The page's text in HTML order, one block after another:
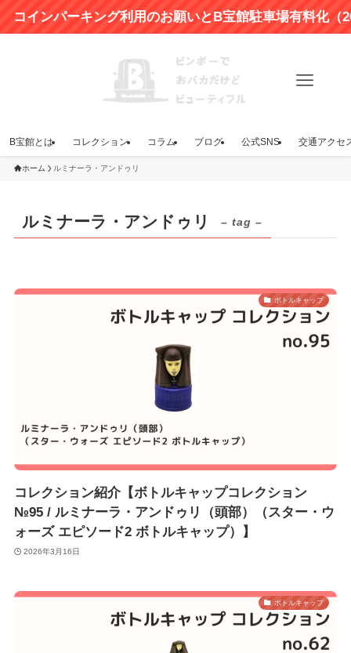
ーキング利用のお願いとB宝館駐車場有料化（2024年4
B宝館とは コレクション コラム ブログ 公式SNS 交通アクセ
ホーム ルミナーラ・アンドゥリ
ルミナーラ・アンドゥリ – tag –
ボトルキャップ
コレクション紹介【ボトルキャップコレクション
№95 / ルミナーラ・アンドゥリ（頭部）（スター・ウ
ォーズ エピソード2 ボトルキャップ）】
2026年3月16日
ボトルキャップ